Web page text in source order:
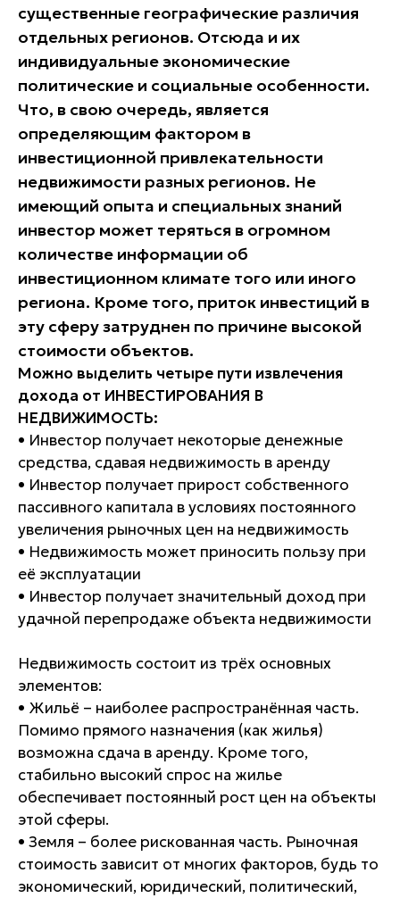
существенные географические различия
отдельных регионов. Отсюда и их
индивидуальные экономические
политические и социальные особенности.
Что, в свою очередь, является
определяющим фактором в
инвестиционной привлекательности
недвижимости разных регионов. Не
имеющий опыта и специальных знаний
инвестор может теряться в огромном
количестве информации об
инвестиционном климате того или иного
региона. Кроме того, приток инвестиций в
эту сферу затруднен по причине высокой
стоимости объектов.
Можно выделить четыре пути извлечения
дохода от ИНВЕСТИРОВАНИЯ В
НЕДВИЖИМОСТЬ:
• Инвестор получает некоторые денежные
средства, сдавая недвижимость в аренду
• Инвестор получает прирост собственного
пассивного капитала в условиях постоянного
увеличения рыночных цен на недвижимость
• Недвижимость может приносить пользу при
её эксплуатации
• Инвестор получает значительный доход при
удачной перепродаже объекта недвижимости
Недвижимость состоит из трёх основных
элементов:
• Жильё – наиболее распространённая часть.
Помимо прямого назначения (как жилья)
возможна сдача в аренду. Кроме того,
стабильно высокий спрос на жилье
обеспечивает постоянный рост цен на объекты
этой сферы.
• Земля – более рискованная часть. Рыночная
стоимость зависит от многих факторов, будь то
экономический, юридический, политический,